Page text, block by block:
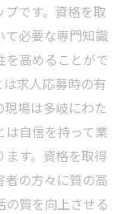
です。資格を取
て必要な専門知識
を高めることがで
求人応募時の有
場は多岐にわた
は自信を持って業
す。資格を取得
者の方々に質の高
の質を向上させる